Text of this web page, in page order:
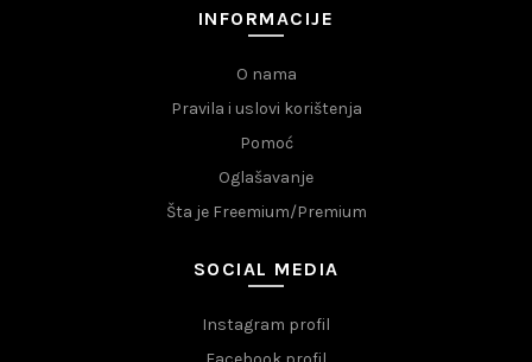
INFORMACIJE
O nama
Pravila i uslovi korištenja
Pomoć
Oglašavanje
Šta je Freemium/Premium
SOCIAL MEDIA
Instagram profil